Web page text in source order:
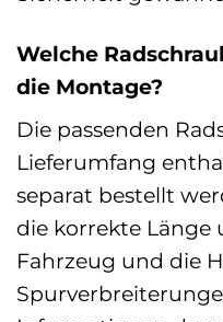
Welche
die Montage?
Die passenden
Lieferumfang
separat bestellt
die korrekte Länge
Fahrzeug und die